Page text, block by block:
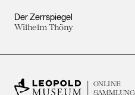
Der Zerrspiegel
Wilhelm Thöny
ONLINE
SAMMLUNG